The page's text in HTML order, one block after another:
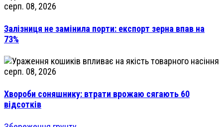
серп. 08, 2026
Залізниця не замінила порти: експорт зерна впав на
73%
серп. 08, 2026
Хвороби соняшнику: втрати врожаю сягають 60
відсотків